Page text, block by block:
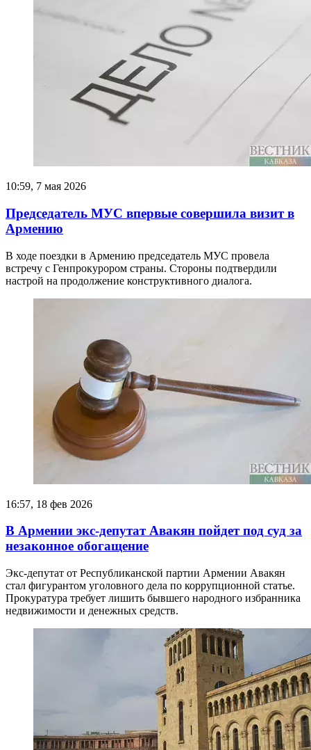
10:59, 7 мая 2026
Председатель МУС впервые совершила визит в
Армению
В ходе поездки в Армению председатель МУС провела
встречу с Генпрокурором страны. Стороны подтвердили
настрой на продолжение конструктивного диалога.
16:57, 18 фев 2026
В Армении экс-депутат Авакян пойдет под суд за
незаконное обогащение
Экс-депутат от Республиканской партии Армении Авакян
стал фигурантом уголовного дела по коррупционной статье.
Прокуратура требует лишить бывшего народного избранника
недвижимости и денежных средств.